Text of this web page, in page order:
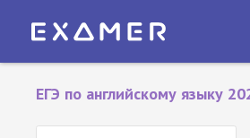
ЕГЭ по английскому языку